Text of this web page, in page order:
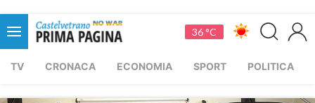
36 °C
TV CRONACA ECONOMIA SPORT POLITICA